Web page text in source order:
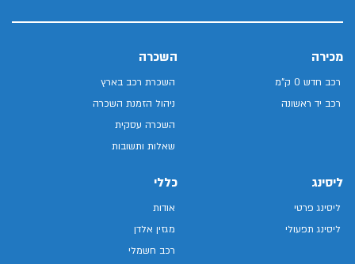
מכירה
רכב חדש 0 ק"מ
רכב יד ראשונה
השכרה
השכרת רכב בארץ
ניהול הזמנת השכרה
השכרה עסקית
שאלות ותשובות
ליסינג
ליסינג פרטי
ליסינג תפעולי
כללי
אודות
מגזין אלדן
רכב חשמלי